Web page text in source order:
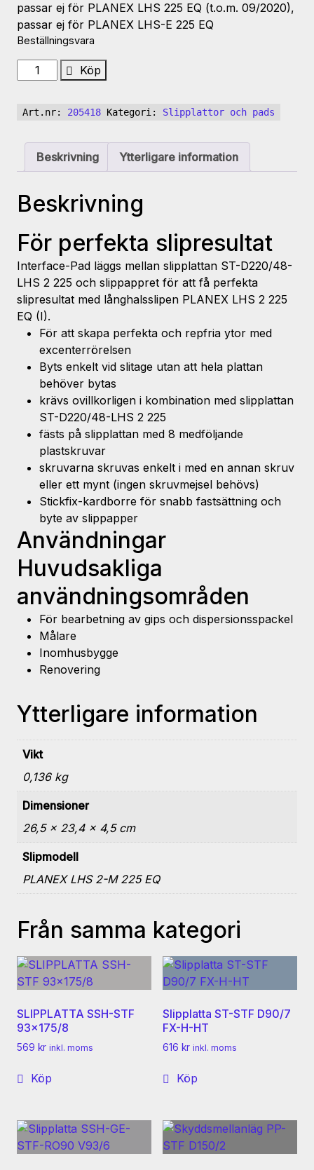
passar ej för PLANEX LHS 225 EQ (t.o.m. 09/2020),
passar ej för PLANEX LHS-E 225 EQ
Beställningsvara
Interface-
Pad
STF-
LHS
2
mängd
Köp
Art.nr: 205418 Kategori: Slipplattor och pads
Beskrivning Ytterligare information
Beskrivning
För perfekta slipresultat
Interface-Pad läggs mellan slipplattan ST-D220/48-
LHS 2 225 och slippappret för att få perfekta
slipresultat med långhalsslipen PLANEX LHS 2 225
EQ (I).
För att skapa perfekta och repfria ytor med
excenterrörelsen
Byts enkelt vid slitage utan att hela plattan
behöver bytas
krävs ovillkorligen i kombination med slipplattan
ST-D220/48-LHS 2 225
fästs på slipplattan med 8 medföljande
plastskruvar
skruvarna skruvas enkelt i med en annan skruv
eller ett mynt (ingen skruvmejsel behövs)
Stickfix-kardborre för snabb fastsättning och
byte av slippapper
Användningar
Huvudsakliga
användningsområden
För bearbetning av gips och dispersionsspackel
Målare
Inomhusbygge
Renovering
Ytterligare information
Vikt
0,136 kg
Dimensioner
26,5 × 23,4 × 4,5 cm
Slipmodell
PLANEX LHS 2-M 225 EQ
Från samma kategori
SLIPPLATTA SSH-STF
93×175/8
569 kr inkl. moms
Köp
Slipplatta ST-STF D90/7
FX-H-HT
616 kr inkl. moms
Köp